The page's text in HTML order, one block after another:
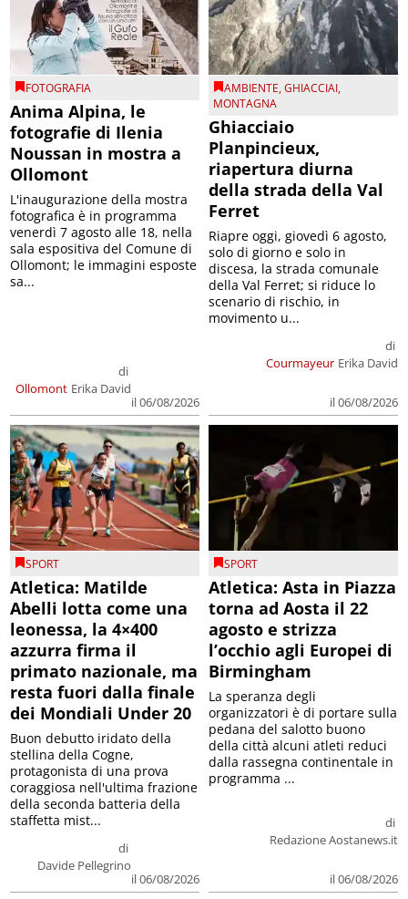
FOTOGRAFIA
Anima Alpina, le
fotografie di Ilenia
Noussan in mostra a
Ollomont
Ollomont
di
Erika David
il 06/08/2026
L'inaugurazione della mostra
fotografica è in programma
venerdì 7 agosto alle 18, nella
sala espositiva del Comune di
Ollomont; le immagini esposte
sa...
AMBIENTE,GHIACCIAI,
MONTAGNA
Ghiacciaio
Planpincieux,
riapertura diurna
della strada della Val
Ferret
Courmayeur
di
Erika David
il 06/08/2026
Riapre oggi, giovedì 6 agosto,
solo di giorno e solo in
discesa, la strada comunale
della Val Ferret; si riduce lo
scenario di rischio, in
movimento u...
SPORT
Atletica: Matilde
Abelli lotta come una
leonessa, la 4×400
azzurra firma il
primato nazionale, ma
resta fuori dalla finale
dei Mondiali Under 20
di
Davide Pellegrino
il 06/08/2026
Buon debutto iridato della
stellina della Cogne,
protagonista di una prova
coraggiosa nell'ultima frazione
della seconda batteria della
staffetta mist...
SPORT
Atletica: Asta in Piazza
torna ad Aosta il 22
agosto e strizza
l’occhio agli Europei di
Birmingham
di
Redazione Aostanews.it
il 06/08/2026
La speranza degli
organizzatori è di portare sulla
pedana del salotto buono
della città alcuni atleti reduci
dalla rassegna continentale in
programma ...